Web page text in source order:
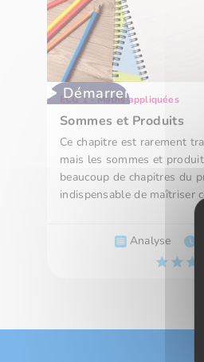
Démarrer
ECG 1 - Maths appliquées
Sommes et Produits
Ce chapitre est rarement
mais les sommes et
beaucoup de chapitres du
indispensable de maîtriser
Analyse